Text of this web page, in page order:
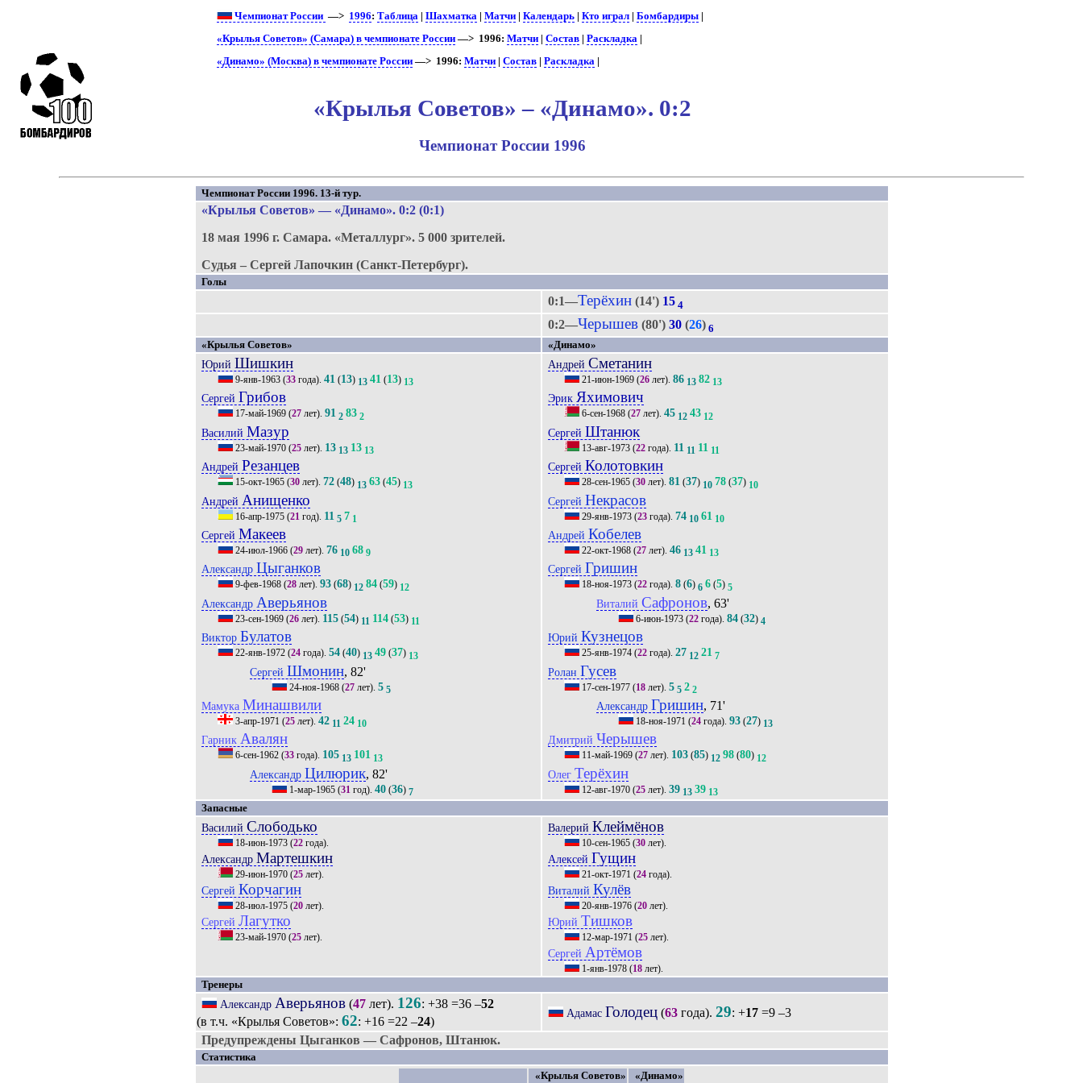
Чемпионат России —> 1996:Таблица |Шахматка |Матчи |Календарь |Кто играл |Бомбардиры
«Крылья Советов» (Самара) в чемпионате России —> 1996:Матчи |Состав |Раскладка |
«Динамо» (Москва) в чемпионате России —> 1996:Матчи |Состав |Раскладка |
«Крылья Советов» – «Динамо». 0:2
Чемпионат России 1996
Чемпионат России 1996. 13-й тур.
«Крылья Советов» — «Динамо». 0:2 (0:1)
18 мая 1996 г.Самара. «Металлург».5 000 зрителей.
Судья – Сергей Лапочкин (Санкт-Петербург).
Голы
0:1—Терёхин (14') 15 4
0:2—Черышев (80')30 (26) 6
«Крылья Советов»
«Динамо»
Юрий Шишкин
9-янв-1963 (33 года).41 (13) 13 41 (13) 13
СергейГрибов
17-май-1969 (27 лет).91 2 83 2
Василий Мазур
23-май-1970 (25 лет). 13 13 13 13
Андрей Резанцев
15-окт-1965 (30 лет).72 (48) 13 63 (45) 13
Андрей Анищенко
16-апр-1975 (21 год). 11 5 7 1
Сергей Макеев
24-июл-1966 (29 лет).76 10 68 9
АлександрЦыганков
9-фев-1968 (28 лет).93 (68) 12 84 (59) 12
Александр Аверьянов
23-сен-1969 (26 лет). 115 (54) 11 114 (53) 11
Виктор Булатов
22-янв-1972 (24 года).54 (40) 13 49 (37) 13
Сергей Шмонин, 82'
24-ноя-1968(27лет). 5 5
Мамука Минашвили
3-апр-1971 (25 лет).42 11 24 10
ГарникАвалян
6-сен-1962 (33 года). 105 13 101 13
Александр Цилюрик, 82'
1-мар-1965(31 год). 40(36) 7
АндрейСметанин
21-июн-1969 (26 лет).86 13 82 13
ЭрикЯхимович
6-сен-1968 (27 лет).45 12 43 12
Сергей Штанюк
13-авг-1973 (22 года). 11 11 11 11
Сергей Колотовкин
28-сен-1965 (30 лет).81 (37) 10 78 (37) 10
Сергей Некрасов
29-янв-1973 (23 года).74 10 61 10
Андрей Кобелев
22-окт-1968 (27 лет).46 13 41 13
СергейГришин
18-ноя-1973 (22 года).8 (6) 6 6 (5) 5
ВиталийСафронов, 63'
6-июн-1973(22года). 84(32) 4
Юрий Кузнецов
25-янв-1974 (22 года).27 12 21 7
Ролан Гусев
17-сен-1977 (18 лет).5 5 2 2
Александр Гришин, 71'
18-ноя-1971 (24года). 93(27) 13
Дмитрий Черышев
11-май-1969 (27 лет). 103 (85) 12 98 (80) 12
ОлегТерёхин
12-авг-1970 (25 лет).39 13 39 13
Запасные
ВасилийСлободько
18-июн-1973 (22 года).
Александр Мартешкин
29-июн-1970 (25 лет).
Сергей Корчагин
28-июл-1975 (20 лет).
СергейЛагутко
23-май-1970 (25 лет).
Валерий Клеймёнов
10-сен-1965 (30 лет).
Алексей Гущин
21-окт-1971 (24 года).
Виталий Кулёв
20-янв-1976 (20 лет).
ЮрийТишков
12-мар-1971 (25 лет).
Сергей Артёмов
1-янв-1978 (18 лет).
Тренеры
Александр Аверьянов (47 лет). 126: +38 =36 –52
(в т.ч. «Крылья Советов»: 62: +16 =22 –24)
Адамас Голодец (63 года).29: +17 =9 –3
Предупреждены Цыганков — Сафронов, Штанюк.
Статистика
«Крылья Советов»
«Динамо»